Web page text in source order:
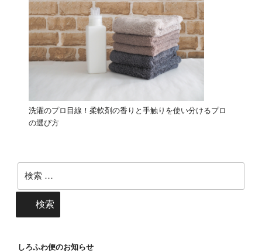
洗濯のプロ目線！柔軟剤の香りと手触りを使い分けるプロ
の選び方
検
索:
検索
しろふわ便のお知らせ